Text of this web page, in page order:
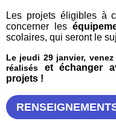
Les projets éligibles à
concerner les
scolaires, qui seront le
Le jeudi 29 janvier,
réalisés et échanger
projets !